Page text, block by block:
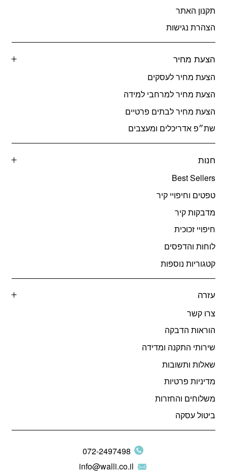
תקנון האתר
הצהרת נגישות
הצעת מחיר
הצעת מחיר לעסקים
הצעת מחיר למרחבי למידה
הצעת מחיר לבתים פרטיים
שת״פ אדריכלים ומעצבים
חנות
Best Sellers
טפטים וחיפויי קיר
מדבקות קיר
חיפויי זכוכית
לוחות והדפסים
קטגוריות נוספות
עזרה
צרו קשר
הוראות הדבקה
שירותי התקנה ומדידה
שאלות ותשובות
מדיניות פרטיות
משלוחים והחזרות
ביטול עסקה
072-2497498
info@walli.co.il